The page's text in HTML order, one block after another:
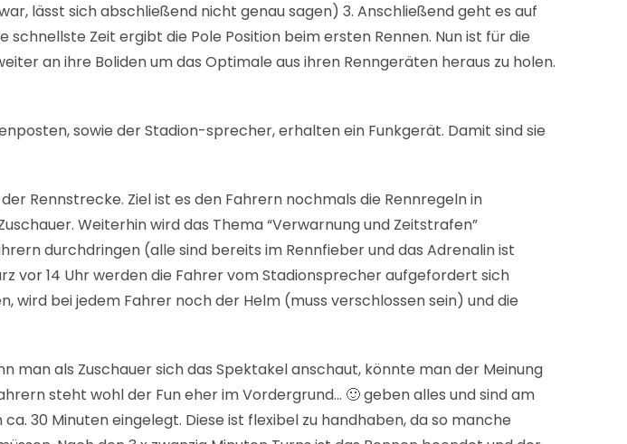
lässt sich abschließend nicht genau sagen) 3. Anschließend geht es auf
Zeit ergibt die Pole Position beim ersten Rennen. Nun ist für die
an ihre Boliden um das Optimale aus ihren Renngeräten heraus zu holen.
sowie der Stadion-sprecher, erhalten ein Funkgerät. Damit sind sie
Rennstrecke. Ziel ist es den Fahrern nochmals die Rennregeln in
Weiterhin wird das Thema “Verwarnung und Zeitstrafen”
durchdringen (alle sind bereits im Rennfieber und das Adrenalin ist
vor 14 Uhr werden die Fahrer vom Stadionsprecher aufgefordert sich
bei jedem Fahrer noch der Helm (muss verschlossen sein) und die
man als Zuschauer sich das Spektakel anschaut, könnte man der Meinung
steht wohl der Fun eher im Vordergrund… 🙂 geben alles und sind am
30 Minuten eingelegt. Diese ist flexibel zu handhaben, da so manche